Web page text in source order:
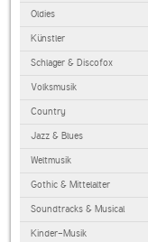
Oldies
Künstler
Schlager & Discofox
Volksmusik
Country
Jazz & Blues
Weltmusik
Gothic & Mittelalter
Soundtracks & Musical
Kinder-Musik